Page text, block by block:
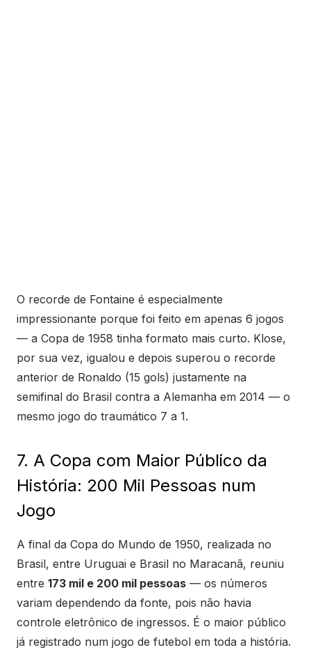
O recorde de Fontaine é especialmente
impressionante porque foi feito em apenas 6 jogos
— a Copa de 1958 tinha formato mais curto. Klose,
por sua vez, igualou e depois superou o recorde
anterior de Ronaldo (15 gols) justamente na
semifinal do Brasil contra a Alemanha em 2014 — o
mesmo jogo do traumático 7 a 1.
7. A Copa com Maior Público da
História: 200 Mil Pessoas num
Jogo
A final da Copa do Mundo de 1950, realizada no
Brasil, entre Uruguai e Brasil no Maracanã, reuniu
entre 173 mil e 200 mil pessoas — os números
variam dependendo da fonte, pois não havia
controle eletrônico de ingressos. É o maior público
já registrado num jogo de futebol em toda a história.